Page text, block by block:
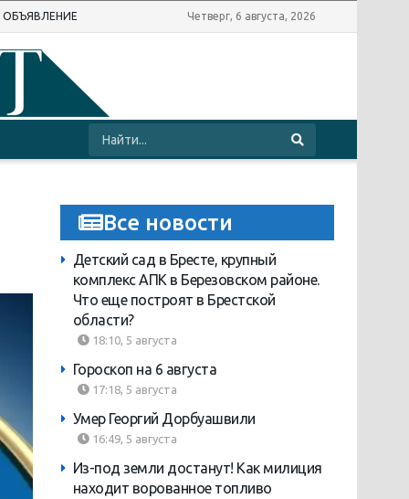
ОБЪЯВЛЕНИЕ Четверг, 6 августа, 2026
Все новости
Детский сад в Бресте, крупный
комплекс АПК в Березовском районе.
Что еще построят в Брестской
области?
18:10, 5 августа
Гороскоп на 6 августа
17:18, 5 августа
Умер Георгий Дорбуашвили
16:49, 5 августа
Из-под земли достанут! Как милиция
находит ворованное топливо